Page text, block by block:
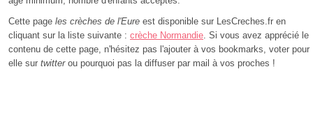
Cette page les crèches de l'Eure est disponible sur LesCreches.fr en
cliquant sur la liste suivante : crèche Normandie. Si vous avez apprécié le
contenu de cette page, n'hésitez pas l'ajouter à vos bookmarks, voter pour
elle sur twitterou pourquoi pas la diffuser par mail à vos proches !